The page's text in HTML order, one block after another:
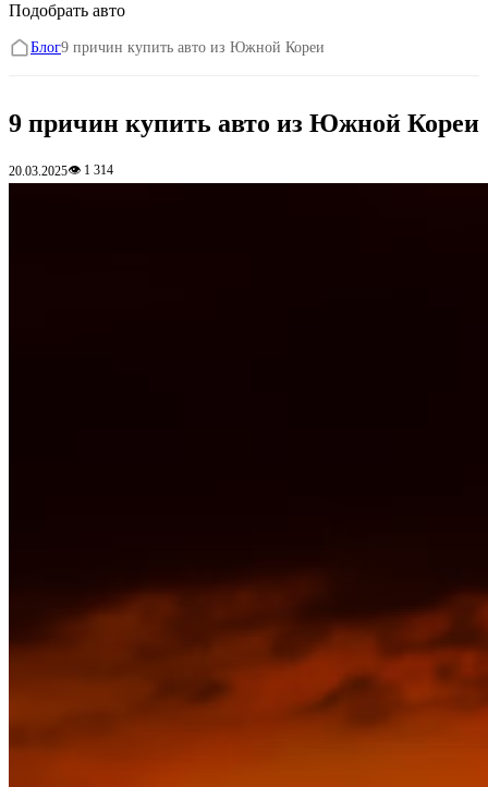
Подобрать авто
Блог9 причин купить авто из Южной Кореи
9 причин купить авто из Южной Кореи
20.03.2025👁 1 314